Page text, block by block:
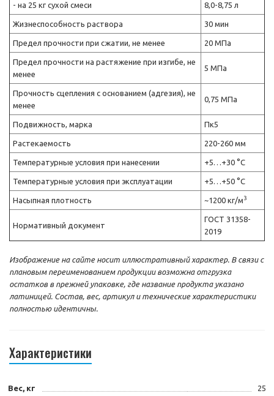
- на 25 кг сухой смеси
8,0-8,75 л
Жизнеспособность раствора 30 мин
Предел прочности при сжатии, не менее 20 МПа
Предел прочности на растяжение при изгибе, не
менее
5 МПа
Прочность сцепления с основанием (адгезия), не
менее
0,75 МПа
Подвижность, марка Пк5
Растекаемость 220-260 мм
Температурные условия при нанесении +5…+30 °C
Температурные условия при эксплуатации +5…+50 °C
Насыпная плотность ~1200 кг/м3
Нормативный документ
ГОСТ 31358-
2019
Изображение на сайте носит иллюстративный характер. В связи с
плановым переименованием продукции возможна отгрузка
остатков в прежней упаковке, где название продукта указано
латиницей. Состав, вес, артикул и технические характеристики
полностью идентичны.
Характеристики
Вес, кг 25